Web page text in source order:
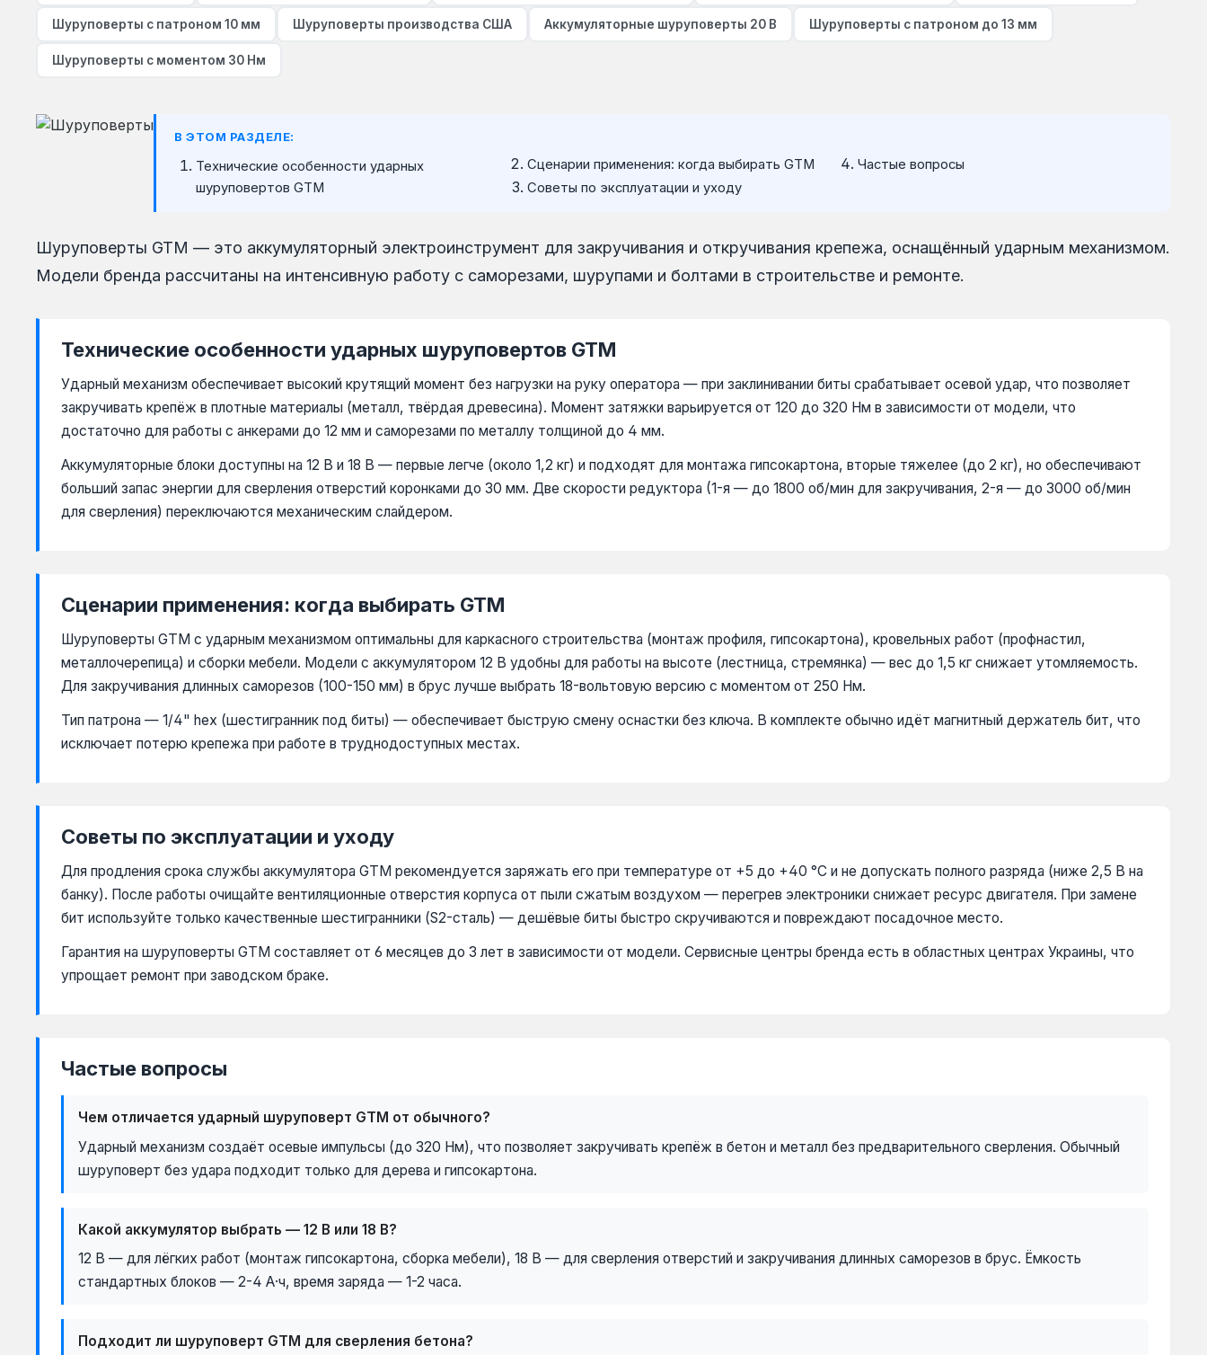
Шуруповерты с патроном 10 мм Шуруповерты производства США Аккумуляторные шуруповерты 20 В Шуруповерты с патроном до 13 мм
Шуруповерты с моментом 30 Нм
В ЭТОМ РАЗДЕЛЕ:
Технические особенности ударных
шуруповертов GTM
Сценарии применения: когда выбирать GTM
Советы по эксплуатации и уходу
Частые вопросы
Шуруповерты GTM — это аккумуляторный электроинструмент для закручивания и откручивания крепежа, оснащённый ударным механизмом.
Модели бренда рассчитаны на интенсивную работу с саморезами, шурупами и болтами в строительстве и ремонте.
Технические особенности ударных шуруповертов GTM
Ударный механизм обеспечивает высокий крутящий момент без нагрузки на руку оператора — при заклинивании биты срабатывает осевой удар, что позволяет
закручивать крепёж в плотные материалы (металл, твёрдая древесина). Момент затяжки варьируется от 120 до 320 Нм в зависимости от модели, что
достаточно для работы с анкерами до 12 мм и саморезами по металлу толщиной до 4 мм.
Аккумуляторные блоки доступны на 12 В и 18 В — первые легче (около 1,2 кг) и подходят для монтажа гипсокартона, вторые тяжелее (до 2 кг), но обеспечивают
больший запас энергии для сверления отверстий коронками до 30 мм. Две скорости редуктора (1-я — до 1800 об/мин для закручивания, 2-я — до 3000 об/мин
для сверления) переключаются механическим слайдером.
Сценарии применения: когда выбирать GTM
Шуруповерты GTM с ударным механизмом оптимальны для каркасного строительства (монтаж профиля, гипсокартона), кровельных работ (профнастил,
металлочерепица) и сборки мебели. Модели с аккумулятором 12 В удобны для работы на высоте (лестница, стремянка) — вес до 1,5 кг снижает утомляемость.
Для закручивания длинных саморезов (100-150 мм) в брус лучше выбрать 18-вольтовую версию с моментом от 250 Нм.
Тип патрона — 1/4" hex (шестигранник под биты) — обеспечивает быструю смену оснастки без ключа. В комплекте обычно идёт магнитный держатель бит, что
исключает потерю крепежа при работе в труднодоступных местах.
Советы по эксплуатации и уходу
Для продления срока службы аккумулятора GTM рекомендуется заряжать его при температуре от +5 до +40 °C и не допускать полного разряда (ниже 2,5 В на
банку). После работы очищайте вентиляционные отверстия корпуса от пыли сжатым воздухом — перегрев электроники снижает ресурс двигателя. При замене
бит используйте только качественные шестигранники (S2-сталь) — дешёвые биты быстро скручиваются и повреждают посадочное место.
Гарантия на шуруповерты GTM составляет от 6 месяцев до 3 лет в зависимости от модели. Сервисные центры бренда есть в областных центрах Украины, что
упрощает ремонт при заводском браке.
Частые вопросы
Чем отличается ударный шуруповерт GTM от обычного?
Ударный механизм создаёт осевые импульсы (до 320 Нм), что позволяет закручивать крепёж в бетон и металл без предварительного сверления. Обычный
шуруповерт без удара подходит только для дерева и гипсокартона.
Какой аккумулятор выбрать — 12 В или 18 В?
12 В — для лёгких работ (монтаж гипсокартона, сборка мебели), 18 В — для сверления отверстий и закручивания длинных саморезов в брус. Ёмкость
стандартных блоков — 2-4 А·ч, время заряда — 1-2 часа.
Подходит ли шуруповерт GTM для сверления бетона?